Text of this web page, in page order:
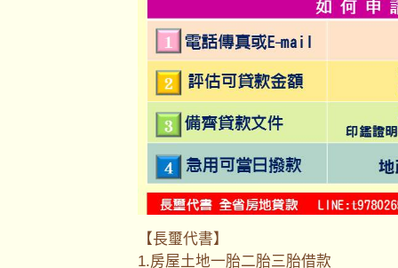
【長璽代書】
1.房屋土地一胎二胎三胎借款